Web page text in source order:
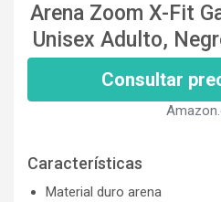
Arena Zoom X-Fit
Unisex Adulto,
Consultar
Características
Material duro arena